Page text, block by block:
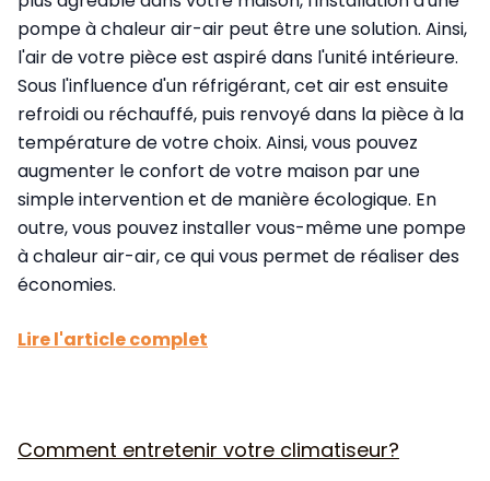
pompe à chaleur air-air peut être une solution. Ainsi,
l'air de votre pièce est aspiré dans l'unité intérieure.
Sous l'influence d'un réfrigérant, cet air est ensuite
refroidi ou réchauffé, puis renvoyé dans la pièce à la
température de votre choix. Ainsi, vous pouvez
augmenter le confort de votre maison par une
simple intervention et de manière écologique. En
outre, vous pouvez installer vous-même une pompe
à chaleur air-air, ce qui vous permet de réaliser des
économies.
Lire l'article complet
Comment entretenir votre climatiseur?